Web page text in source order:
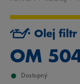
Olej filtr
OM
Dostupný